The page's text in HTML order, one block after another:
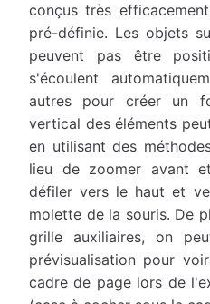
conçus très
pré-définie. Les objets
peuvent pas être
s'écoulent
autres pour créer un
vertical des éléments
en utilisant des
lieu de zoomer avant
défiler vers le haut et
molette de la souris. De
grille auxiliaires, on
prévisualisation pour
cadre de page lors de